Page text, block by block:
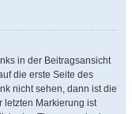
in der Beitragsansicht
die erste Seite des
nicht sehen, dann ist die
letzten Markierung ist